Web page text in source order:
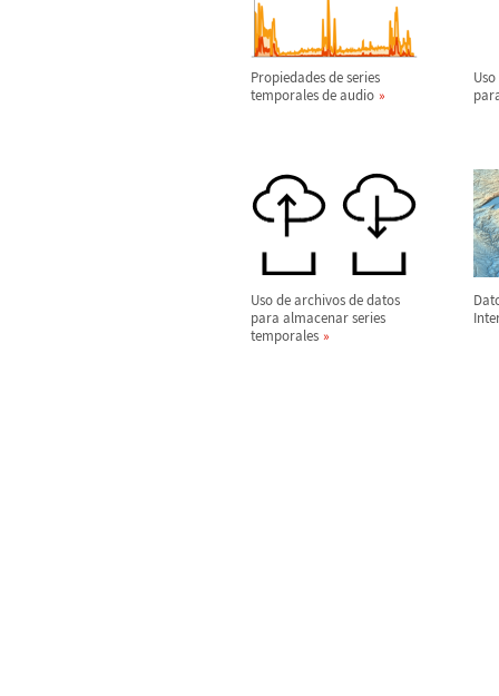
Propiedades de series
temporales de audio
Uso de archivos de datos
para almacenar series
temporales